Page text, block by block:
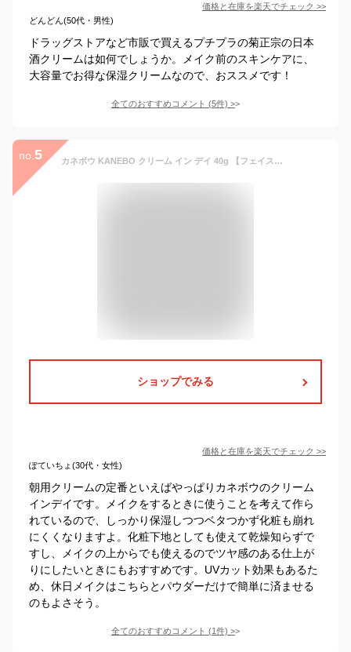
価格と在庫を楽天でチェック >>
どんどん(50代・男性)
ドラッグストアなど市販で買えるプチプラの菊正宗の日本
酒クリームは如何でしょうか。メイク前のスキンケアに、
大容量でお得な保湿クリームなので、おススメです！
全てのおすすめコメント (5件) >
no. 5 カネボウ KANEBO クリーム イン デイ 40g 【フェイスクリーム 朝用クリーム】 【化粧下地 日中用クリーム】
ショップでみる
価格と在庫を楽天でチェック >>
ぽていちょ(30代・女性)
朝用クリームの定番といえばやっぱりカネボウのクリーム
インデイです。メイクをするときに使うことを考えて作ら
れているので、しっかり保湿しつつベタつかず化粧も崩れ
にくくなりますよ。化粧下地としても使えて乾燥知らずで
すし、メイクの上からでも使えるのでツヤ感のある仕上が
りにしたいときにもおすすめです。UVカット効果もあるた
め、休日メイクはこちらとパウダーだけで簡単に済ませる
のもよさそう。
全てのおすすめコメント (1件) >